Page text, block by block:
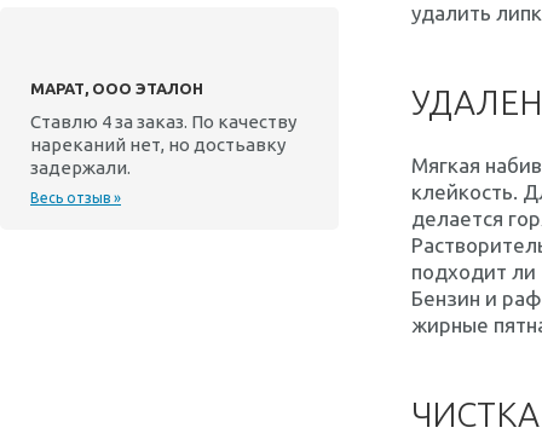
МАРАТ, ООО ЭТАЛОН
Ставлю 4 за заказ. По качеству
нареканий нет, но достьавку
задержали.
Весь отзыв »
удалить
Мягкая
клейкость.
делается
подходит ли
Бензин и
жирные